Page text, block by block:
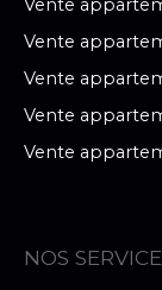
Vente
Vente
Vente
Vente
Vente
NOS